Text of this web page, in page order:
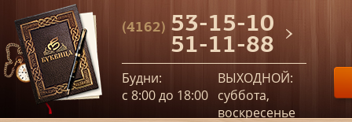
(4162) 53-15-10
51-11-88
Будни:
c 8:00 до 18:00
ВЫХОДНОЙ:
суббота,
воскресенье